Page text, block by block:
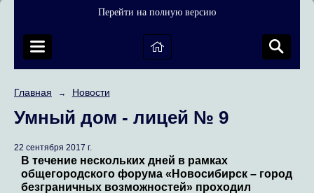
Перейти на полную версию
Главная → Новости
Умный дом - лицей № 9
22 сентября 2017 г.
В течение нескольких дней в рамках
общегородского форума «Новосибирск – город
безграничных возможностей» проходил